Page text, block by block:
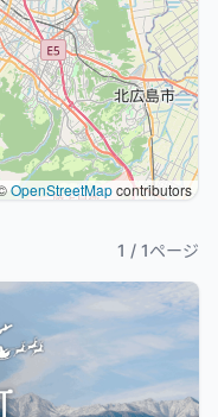
OpenStreetMapcontributors
1 / 1ページ